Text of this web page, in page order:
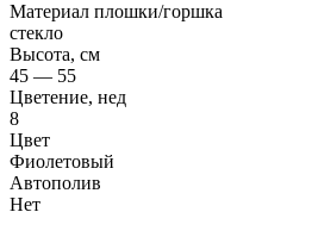
Материал плошки/горшка
стекло
Высота, см
45 — 55
Цветение, нед
8
Цвет
Фиолетовый
Автополив
Нет